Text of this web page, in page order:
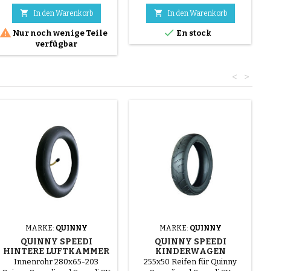
 In den Warenkorb
 Nur noch wenige Teile
verfügbar
 In den Warenkorb
 En stock
>
<
MARKE: QUINNY
QUINNY SPEEDI
HINTERE LUFTKAMMER
Innenrohr 280x65-203
MARKE: QUINNY
QUINNY SPEEDI
KINDERWAGEN
VORDERREIFEN
255x50 Reifen für Quinny